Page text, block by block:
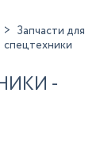
Запчасти для
спецтехники
-